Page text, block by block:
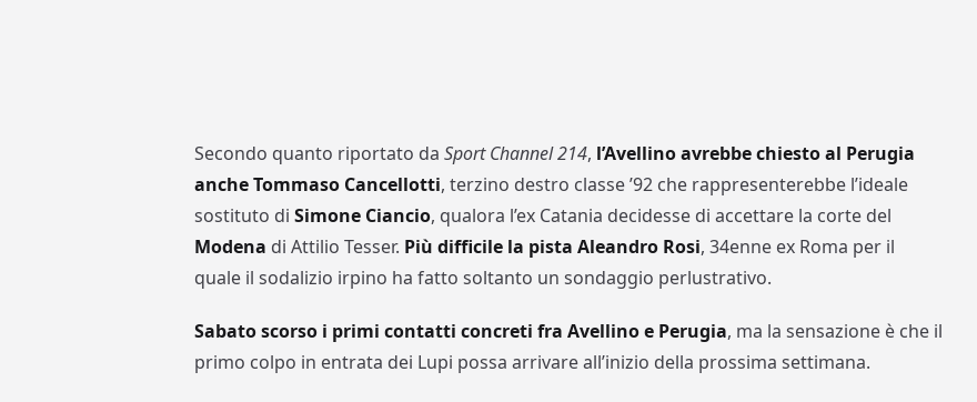
Secondo quanto riportato daSport Channel 214, l’Avellino avrebbe chiesto al Perugia
anche Tommaso Cancellotti, terzino destro classe ’92 che rappresenterebbe l’ideale
sostituto diSimone Ciancio, qualora l’ex Catania decidesse di accettare la corte del
Modena di Attilio Tesser. Più difficile la pista Aleandro Rosi, 34enne ex Roma per il
quale il sodalizio irpino ha fatto soltanto un sondaggio perlustrativo.
Sabato scorso i primi contatti concreti fra Avellino e Perugia, ma la sensazione è che il
primo colpo in entrata dei Lupi possa arrivare all’inizio della prossima settimana.